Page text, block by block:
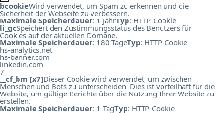
bcookieWird verwendet, um Spam zu erkennen und die
Sicherheit der Webseite zu verbessern.
Maximale Speicherdauer: 1 JahrTyp: HTTP-Cookie
li_gcSpeichert den Zustimmungsstatus des Benutzers für
Cookies auf der aktuellen Domäne.
Maximale Speicherdauer: 180 TageTyp: HTTP-Cookie
hs-analytics.net
hs-banner.com
linkedin.com
7
__cf_bm [x7]Dieser Cookie wird verwendet, um zwischen
Menschen und Bots zu unterscheiden. Dies ist vorteilhaft für die
Website, um gültige Berichte über die Nutzung Ihrer Website zu
erstellen.
Maximale Speicherdauer: 1 TagTyp: HTTP-Cookie